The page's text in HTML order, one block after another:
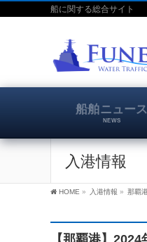
船に関する総合サイト
船舶ニュース
NEWS
入港情報
HOME » 入港情報 » 那覇
【那覇港】